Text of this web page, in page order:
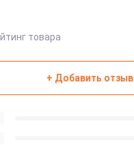
товара
+ Добавить отзыв